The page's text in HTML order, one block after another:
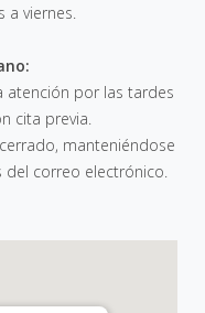
a viernes.
atención por las tardes
cita previa.
manteniéndose
del correo electrónico.